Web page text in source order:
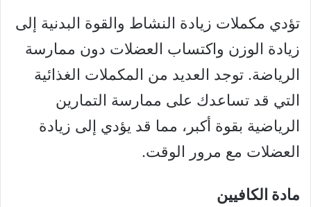
تؤدي مكملات زيادة النشاط والقوة البدنية إلى
زيادة الوزن واكتساب العضلات دون ممارسة
الرياضة. توجد العديد من المكملات الغذائية
التي قد تساعدك على ممارسة التمارين
الرياضية بقوة أكبر، مما قد يؤدي إلى زيادة
العضلات مع مرور الوقت.
مادة الكافيين